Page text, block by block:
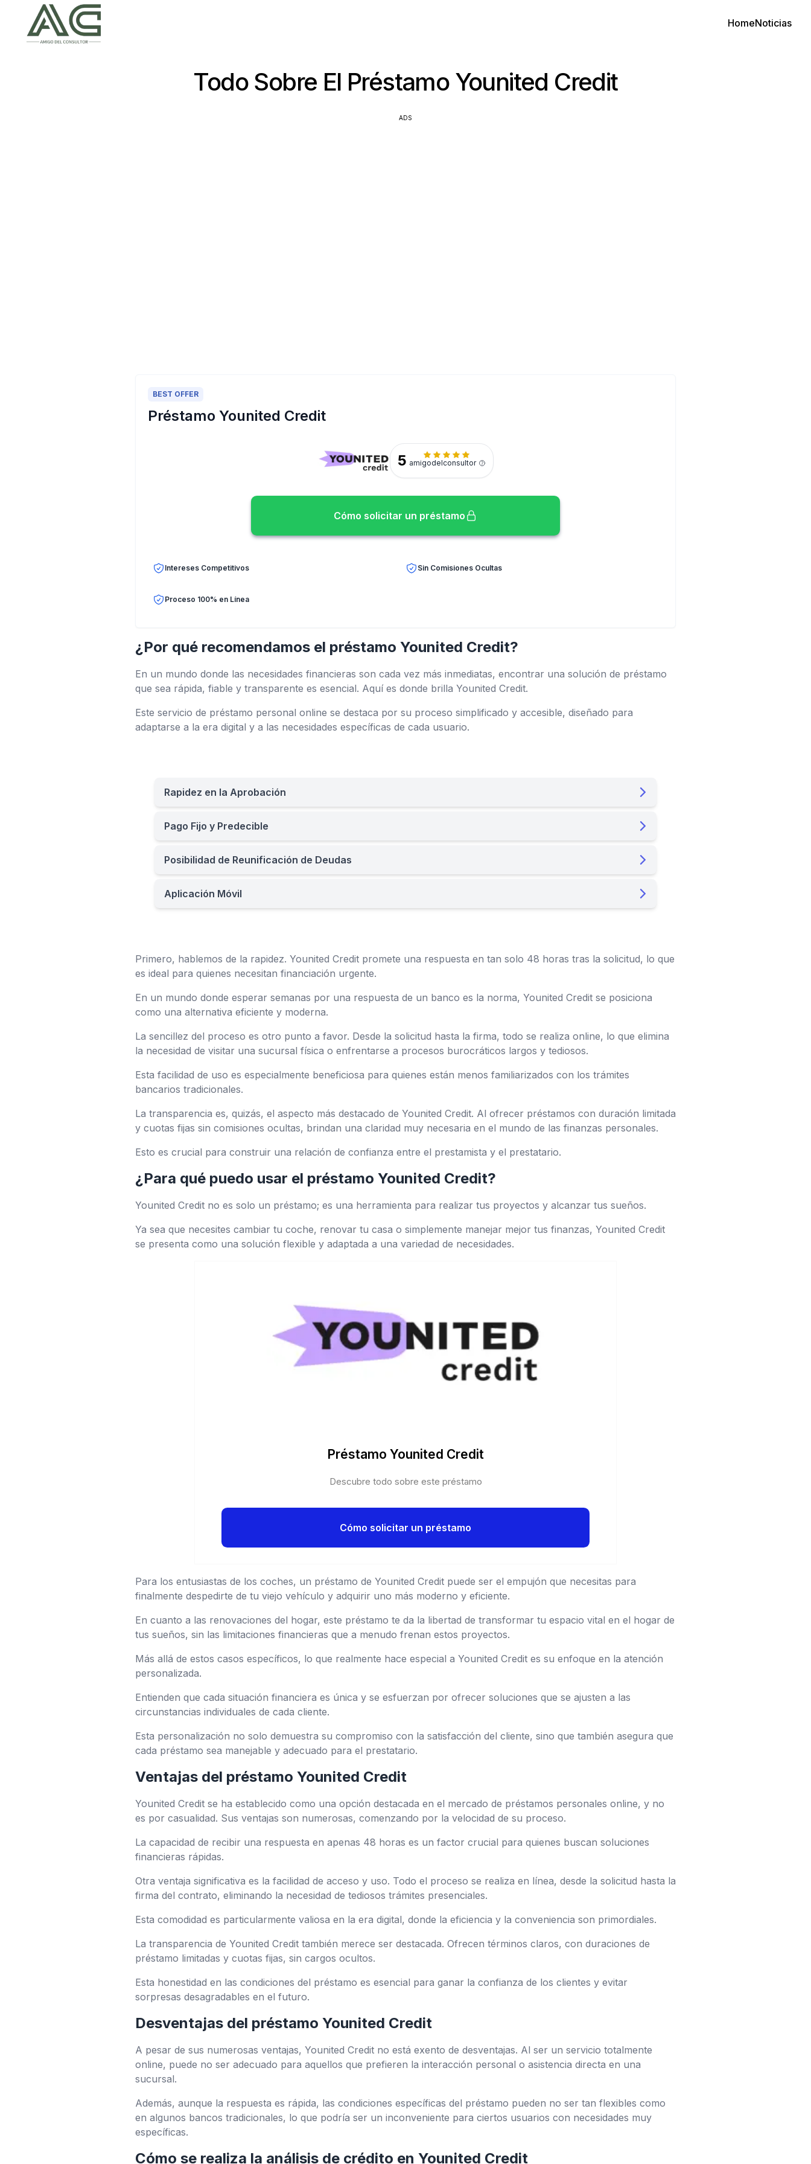
HomeNoticias
Todo Sobre El Préstamo Younited Credit
ADS
BEST OFFER
Préstamo Younited Credit
5 amigodelconsultor
Cómo solicitar un préstamo
Intereses Competitivos Sin Comisiones Ocultas
Proceso 100% en Línea
¿Por qué recomendamos el préstamo Younited Credit?
En un mundo donde las necesidades financieras son cada vez más inmediatas, encontrar una solución de préstamo
que sea rápida, fiable y transparente es esencial. Aquí es donde brilla Younited Credit.
Este servicio de préstamo personal online se destaca por su proceso simplificado y accesible, diseñado para
adaptarse a la era digital y a las necesidades específicas de cada usuario.
Rapidez en la Aprobación
Pago Fijo y Predecible
Posibilidad de Reunificación de Deudas
Aplicación Móvil
Primero, hablemos de la rapidez. Younited Credit promete una respuesta en tan solo 48 horas tras la solicitud, lo que
es ideal para quienes necesitan financiación urgente.
En un mundo donde esperar semanas por una respuesta de un banco es la norma, Younited Credit se posiciona
como una alternativa eficiente y moderna.
La sencillez del proceso es otro punto a favor. Desde la solicitud hasta la firma, todo se realiza online, lo que elimina
la necesidad de visitar una sucursal física o enfrentarse a procesos burocráticos largos y tediosos.
Esta facilidad de uso es especialmente beneficiosa para quienes están menos familiarizados con los trámites
bancarios tradicionales.
La transparencia es, quizás, el aspecto más destacado de Younited Credit. Al ofrecer préstamos con duración limitada
y cuotas fijas sin comisiones ocultas, brindan una claridad muy necesaria en el mundo de las finanzas personales.
Esto es crucial para construir una relación de confianza entre el prestamista y el prestatario.
¿Para qué puedo usar el préstamo Younited Credit?
Younited Credit no es solo un préstamo; es una herramienta para realizar tus proyectos y alcanzar tus sueños.
Ya sea que necesites cambiar tu coche, renovar tu casa o simplemente manejar mejor tus finanzas, Younited Credit
se presenta como una solución flexible y adaptada a una variedad de necesidades.
Préstamo Younited Credit
Descubre todo sobre este préstamo
Cómo solicitar un préstamo
Para los entusiastas de los coches, un préstamo de Younited Credit puede ser el empujón que necesitas para
finalmente despedirte de tu viejo vehículo y adquirir uno más moderno y eficiente.
En cuanto a las renovaciones del hogar, este préstamo te da la libertad de transformar tu espacio vital en el hogar de
tus sueños, sin las limitaciones financieras que a menudo frenan estos proyectos.
Más allá de estos casos específicos, lo que realmente hace especial a Younited Credit es su enfoque en la atención
personalizada.
Entienden que cada situación financiera es única y se esfuerzan por ofrecer soluciones que se ajusten a las
circunstancias individuales de cada cliente.
Esta personalización no solo demuestra su compromiso con la satisfacción del cliente, sino que también asegura que
cada préstamo sea manejable y adecuado para el prestatario.
Ventajas del préstamo Younited Credit
Younited Credit se ha establecido como una opción destacada en el mercado de préstamos personales online, y no
es por casualidad. Sus ventajas son numerosas, comenzando por la velocidad de su proceso.
La capacidad de recibir una respuesta en apenas 48 horas es un factor crucial para quienes buscan soluciones
financieras rápidas.
Otra ventaja significativa es la facilidad de acceso y uso. Todo el proceso se realiza en línea, desde la solicitud hasta la
firma del contrato, eliminando la necesidad de tediosos trámites presenciales.
Esta comodidad es particularmente valiosa en la era digital, donde la eficiencia y la conveniencia son primordiales.
La transparencia de Younited Credit también merece ser destacada. Ofrecen términos claros, con duraciones de
préstamo limitadas y cuotas fijas, sin cargos ocultos.
Esta honestidad en las condiciones del préstamo es esencial para ganar la confianza de los clientes y evitar
sorpresas desagradables en el futuro.
Desventajas del préstamo Younited Credit
A pesar de sus numerosas ventajas, Younited Credit no está exento de desventajas. Al ser un servicio totalmente
online, puede no ser adecuado para aquellos que prefieren la interacción personal o asistencia directa en una
sucursal.
Además, aunque la respuesta es rápida, las condiciones específicas del préstamo pueden no ser tan flexibles como
en algunos bancos tradicionales, lo que podría ser un inconveniente para ciertos usuarios con necesidades muy
específicas.
Cómo se realiza la análisis de crédito en Younited Credit